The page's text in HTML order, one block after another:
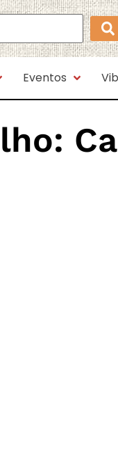
Eventos